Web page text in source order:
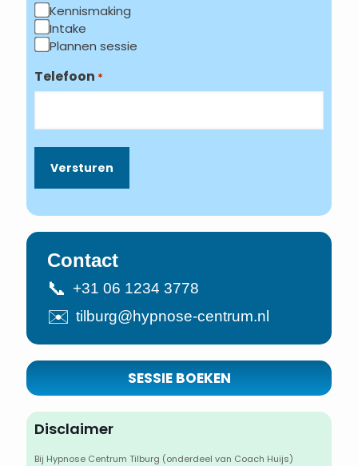
Kennismaking
Intake
Plannen sessie
Telefoon *
Contact
📞 +31 06 1234 3778
✉️ tilburg@hypnose-centrum.nl
SESSIE BOEKEN
Disclaimer
Bij Hypnose Centrum Tilburg (onderdeel van Coach Huijs)